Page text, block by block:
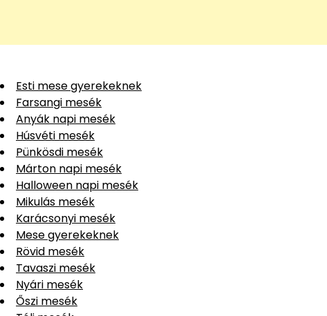
Esti mese gyerekeknek
Farsangi mesék
Anyák napi mesék
Húsvéti mesék
Pünkösdi mesék
Márton napi mesék
Halloween napi mesék
Mikulás mesék
Karácsonyi mesék
Mese gyerekeknek
Rövid mesék
Tavaszi mesék
Nyári mesék
Őszi mesék